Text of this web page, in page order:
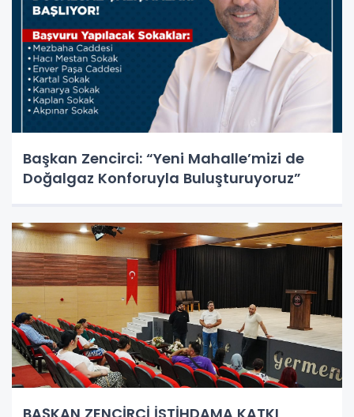
Başkan Zencirci: “Yeni Mahalle’mizi de
Doğalgaz Konforuyla Buluşturuyoruz”